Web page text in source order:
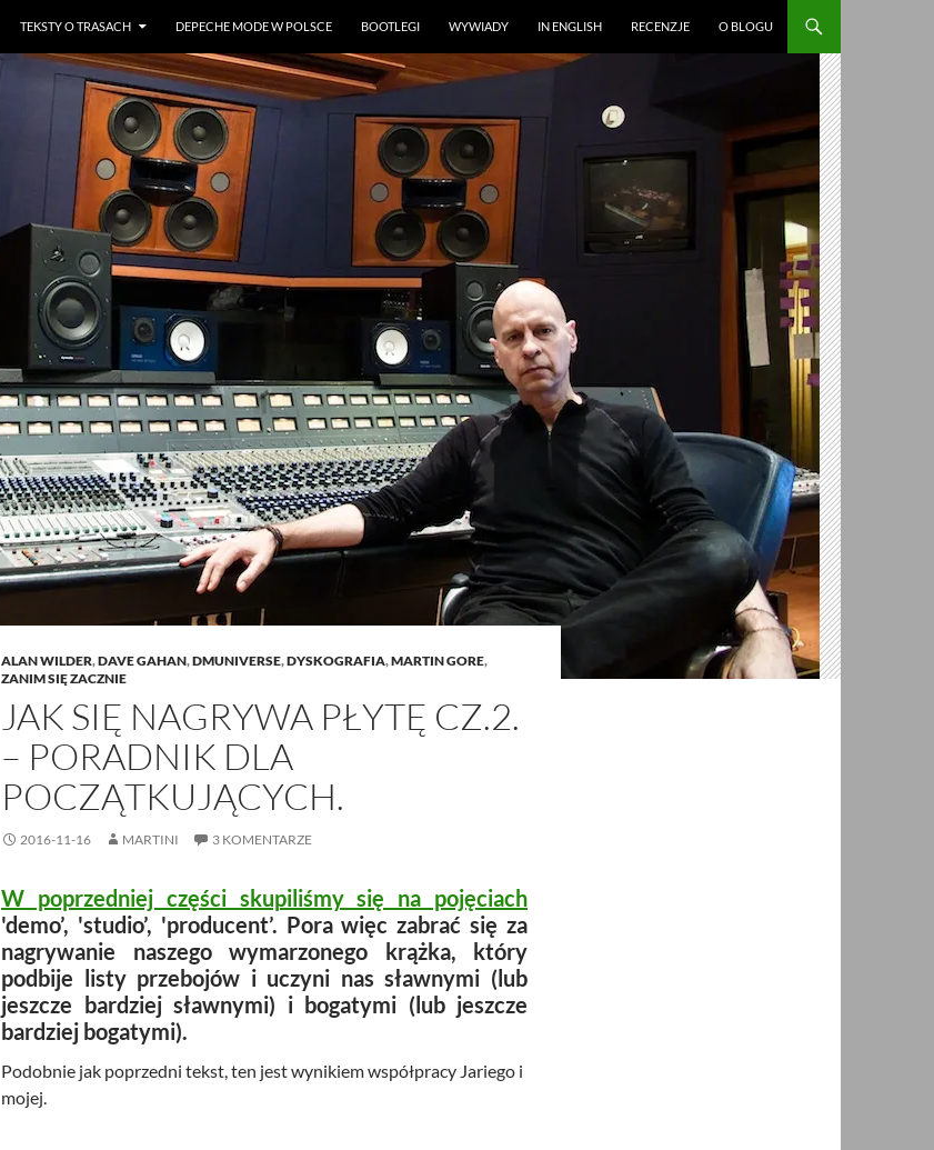
TEKSTY O TRASACH DEPECHE MODE W POLSCE BOOTLEGI WYWIADY IN ENGLISH RECENZJE O BLOGU
ALAN WILDER,DAVE GAHAN,DMUNIVERSE,DYSKOGRAFIA,MARTIN GORE,
ZANIM SIĘ ZACZNIE
JAK SIĘ NAGRYWA PŁYTĘ CZ.2.
– PORADNIK DLA
POCZĄTKUJĄCYCH.
2016-11-16 MARTINI 3 KOMENTARZE
W poprzedniej części skupiliśmy się na pojęciach
'demo’, 'studio’, 'producent’. Pora więc zabrać się za
nagrywanie naszego wymarzonego krążka, który
podbije listy przebojów i uczyni nas sławnymi (lub
jeszcze bardziej sławnymi) i bogatymi (lub jeszcze
bardziej bogatymi).
Podobnie jak poprzedni tekst, ten jest wynikiem współpracy Jariego i
mojej.